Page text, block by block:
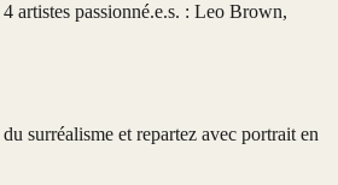
artistes passionné.e.s. : Leo Brown,
surréalisme et repartez avec portrait en